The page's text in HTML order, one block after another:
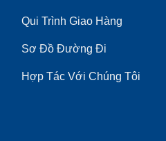
Qui Trình Giao Hàng
Sơ Đồ Đường Đi
Hợp Tác Với Chúng Tôi